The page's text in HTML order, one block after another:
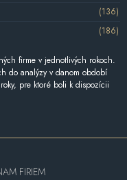
(136)
(186)
firme v jednotlivých rokoch.
do analýzy v danom období
pre ktoré boli k dispozícii
FIRIEM